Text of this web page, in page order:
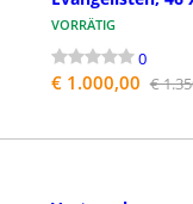
VORRÄTIG
0
€ 1.000,00 €